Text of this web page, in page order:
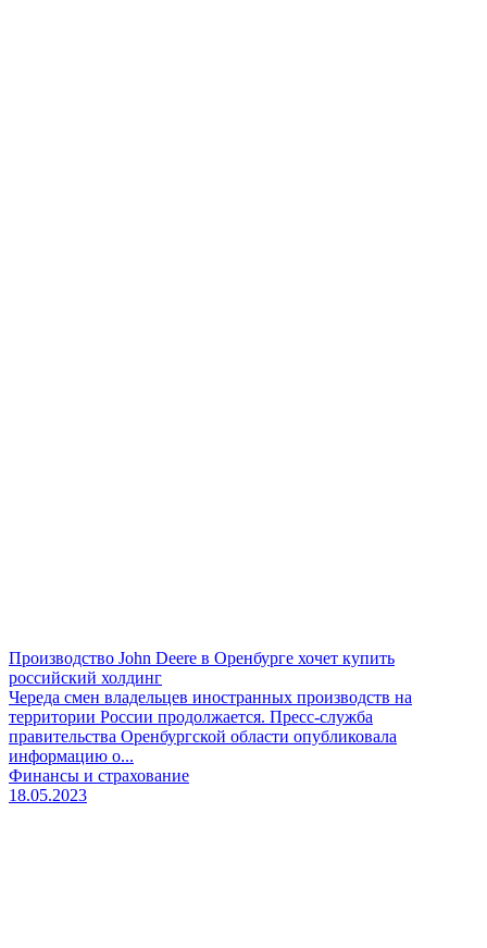
Производство John Deere в Оренбурге хочет купить
российский холдинг
Череда смен владельцев иностранных производств на
территории России продолжается. Пресс-служба
правительства Оренбургской области опубликовала
информацию о...
Финансы и страхование
18.05.2023